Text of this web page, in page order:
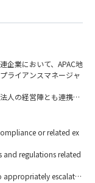
企業において、APAC地
ライアンスマネージャ
人の経営陣とも連携し
ラムの運営・推進を
療従事者（HCP）対
内部調査、リスク評価
。
連部署や海外チームと
倫理文化の浸透を推進
or related ex
and regulations related
appropriately escalate